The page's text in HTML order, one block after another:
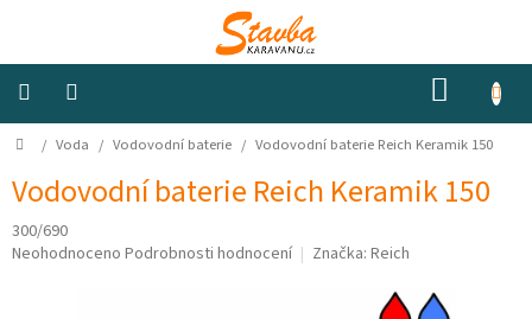
KOŠÍK
Izolace
odhlučnění
Konstrukční
materiály
Domů
/ Voda / Vodovodní baterie / Vodovodní baterie Reich Keramik 150
Vodovodní baterie Reich Keramik 150
300/690
Průměrné
Neohodnoceno Podrobnosti hodnocení Značka: Reich